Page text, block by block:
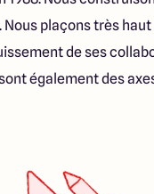
plaçons très
de ses
également des